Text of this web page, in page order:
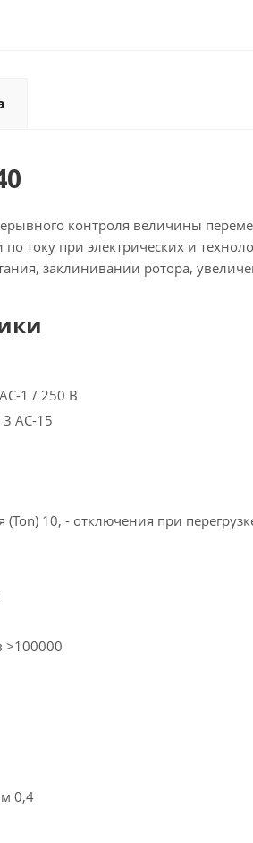
контроля величины
току при электрических и
заклинивании ротора,
1 / 250 В
AC-15
10, - отключения при
>100000
0,4